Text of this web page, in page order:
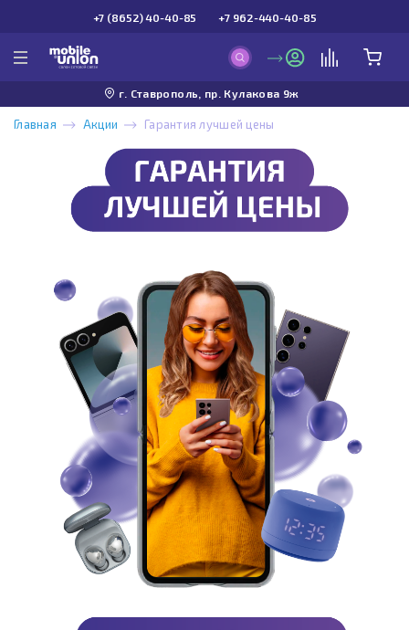
+7 (8652) 40-40-85 +7 962-440-40-85
г. Ставрополь, пр. Кулакова 9ж
Главная Акции Гарантия лучшей цены